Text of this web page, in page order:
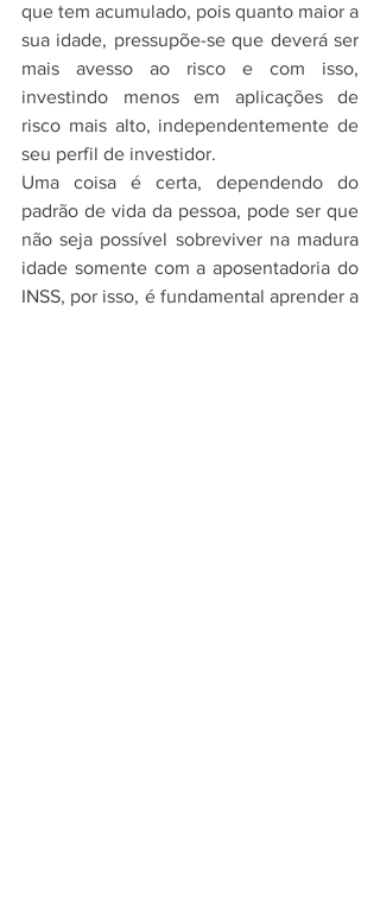
que tem acumulado, pois quanto maior a
sua idade, pressupõe-se que deverá ser
mais avesso ao risco e com isso,
investindo menos em aplicações de
risco mais alto, independentemente de
seu perfil de investidor.
Uma coisa é certa, dependendo do
padrão de vida da pessoa, pode ser que
não seja possível sobreviver na madura
idade somente com a aposentadoria do
INSS, por isso, é fundamental aprender a